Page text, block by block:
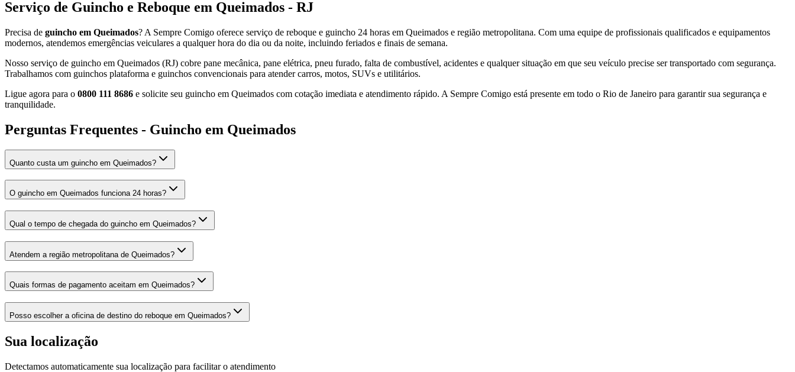
Serviço de Guincho e Reboque em Queimados - RJ
Precisa de guincho em Queimados? A Sempre Comigo oferece serviço de reboque e guincho 24 horas em Queimados e região metropolitana. Com uma equipe de profissionais qualificados e equipamentos
modernos, atendemos emergências veiculares a qualquer hora do dia ou da noite, incluindo feriados e finais de semana.
Nosso serviço de guincho em Queimados (RJ) cobre pane mecânica, pane elétrica, pneu furado, falta de combustível, acidentes e qualquer situação em que seu veículo precise ser transportado com segurança.
Trabalhamos com guinchos plataforma e guinchos convencionais para atender carros, motos, SUVs e utilitários.
Ligue agora para o 0800 111 8686 e solicite seu guincho em Queimados com cotação imediata e atendimento rápido. A Sempre Comigo está presente em todo o Rio de Janeiro para garantir sua segurança e
tranquilidade.
Perguntas Frequentes - Guincho em Queimados
Quanto custa um guincho em Queimados?
O guincho em Queimados funciona 24 horas?
Qual o tempo de chegada do guincho em Queimados?
Atendem a região metropolitana de Queimados?
Quais formas de pagamento aceitam em Queimados?
Posso escolher a oficina de destino do reboque em Queimados?
Sua localização
Detectamos automaticamente sua localização para facilitar o atendimento